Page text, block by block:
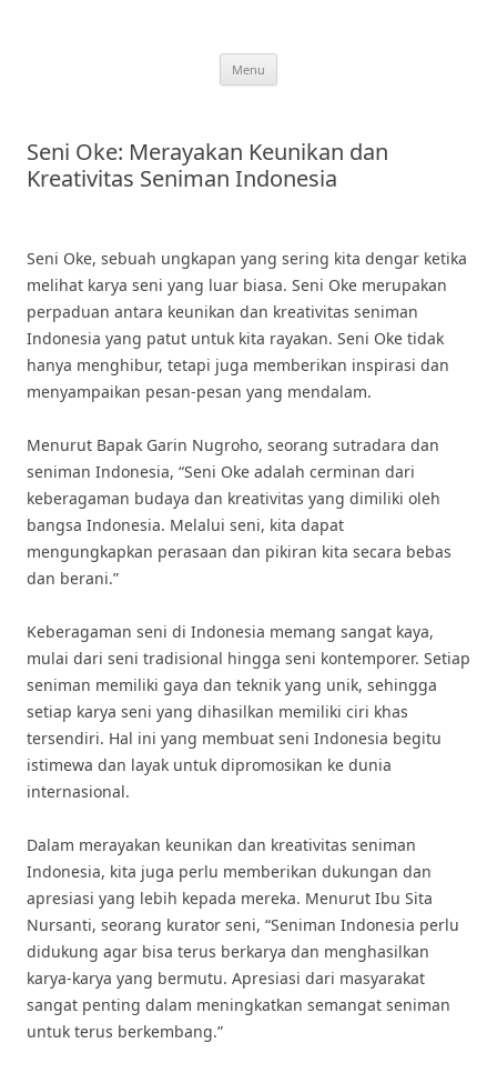
Menu
Seni Oke: Merayakan Keunikan dan
Kreativitas Seniman Indonesia
Seni Oke, sebuah ungkapan yang sering kita dengar ketika
melihat karya seni yang luar biasa. Seni Oke merupakan
perpaduan antara keunikan dan kreativitas seniman
Indonesia yang patut untuk kita rayakan. Seni Oke tidak
hanya menghibur, tetapi juga memberikan inspirasi dan
menyampaikan pesan-pesan yang mendalam.
Menurut Bapak Garin Nugroho, seorang sutradara dan
seniman Indonesia, “Seni Oke adalah cerminan dari
keberagaman budaya dan kreativitas yang dimiliki oleh
bangsa Indonesia. Melalui seni, kita dapat
mengungkapkan perasaan dan pikiran kita secara bebas
dan berani.”
Keberagaman seni di Indonesia memang sangat kaya,
mulai dari seni tradisional hingga seni kontemporer. Setiap
seniman memiliki gaya dan teknik yang unik, sehingga
setiap karya seni yang dihasilkan memiliki ciri khas
tersendiri. Hal ini yang membuat seni Indonesia begitu
istimewa dan layak untuk dipromosikan ke dunia
internasional.
Dalam merayakan keunikan dan kreativitas seniman
Indonesia, kita juga perlu memberikan dukungan dan
apresiasi yang lebih kepada mereka. Menurut Ibu Sita
Nursanti, seorang kurator seni, “Seniman Indonesia perlu
didukung agar bisa terus berkarya dan menghasilkan
karya-karya yang bermutu. Apresiasi dari masyarakat
sangat penting dalam meningkatkan semangat seniman
untuk terus berkembang.”